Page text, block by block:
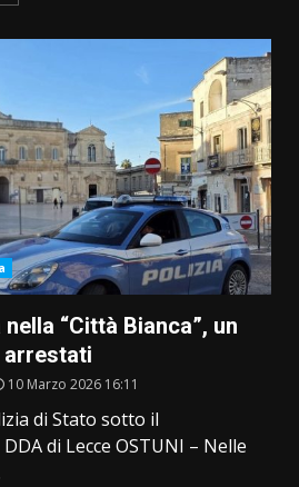
“Città Bianca”, un
arrestati
10 Marzo 2026 16:11
di Stato sotto il
di Lecce OSTUNI – Nelle